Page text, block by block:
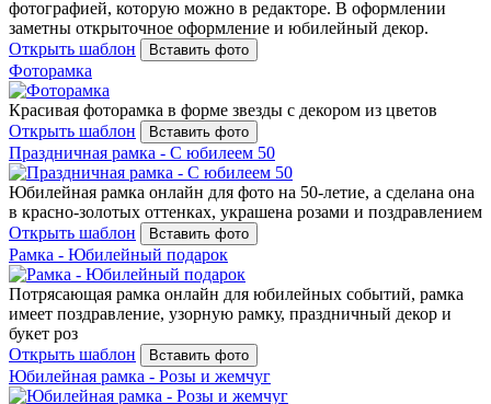
фотографией, которую можно в редакторе. В оформлении
заметны открыточное оформление и юбилейный декор.
Открыть шаблон
Вставить фото
Фоторамка
Красивая фоторамка в форме звезды с декором из цветов
Открыть шаблон
Вставить фото
Праздничная рамка - С юбилеем 50
Юбилейная рамка онлайн для фото на 50-летие, а сделана она
в красно-золотых оттенках, украшена розами и поздравлением
Открыть шаблон
Вставить фото
Рамка - Юбилейный подарок
Потрясающая рамка онлайн для юбилейных событий, рамка
имеет поздравление, узорную рамку, праздничный декор и
букет роз
Открыть шаблон
Вставить фото
Юбилейная рамка - Розы и жемчуг